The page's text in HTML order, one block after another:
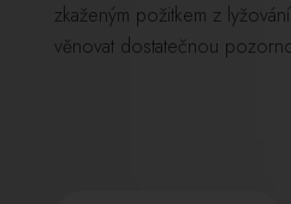
zkaženým požitkem z
věnovat dostatečnou